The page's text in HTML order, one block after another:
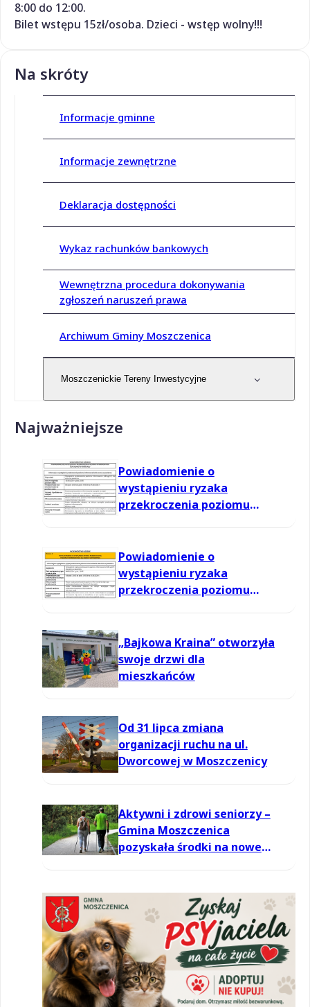
8:00 do 12:00.
Bilet wstępu 15zł/osoba. Dzieci - wstęp wolny!!!
Na skróty
Informacje gminne
Informacje zewnętrzne
Deklaracja dostępności
Wykaz rachunków bankowych
Wewnętrzna procedura dokonywania
zgłoszeń naruszeń prawa
Archiwum Gminy Moszczenica
Moszczenickie Tereny Inwestycyjne
Najważniejsze
Powiadomienie o
wystąpieniu ryzaka
przekroczenia poziomu
Powiadomienie o
wystąpieniu ryzaka
przekroczenia poziomu
„Bajkowa Kraina” otworzyła
swoje drzwi dla
mieszkańców
Od 31 lipca zmiana
organizacji ruchu na ul.
Dworcowej w Moszczenicy
Aktywni i zdrowi seniorzy –
Gmina Moszczenica
pozyskała środki na nowe